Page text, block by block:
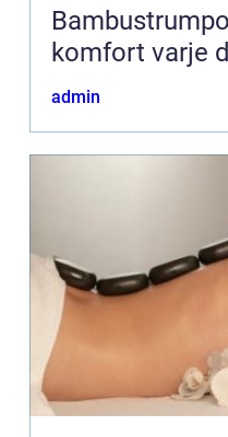
komfort varje
admin